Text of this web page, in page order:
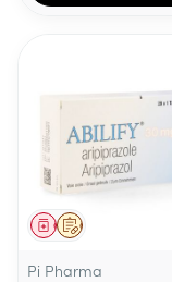
Op voorschrift
Geneesmiddel
Pi Pharma